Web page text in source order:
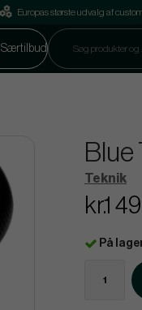
Europas største udvalg af
Særtilbud
Blue
Teknik
kr.1
På